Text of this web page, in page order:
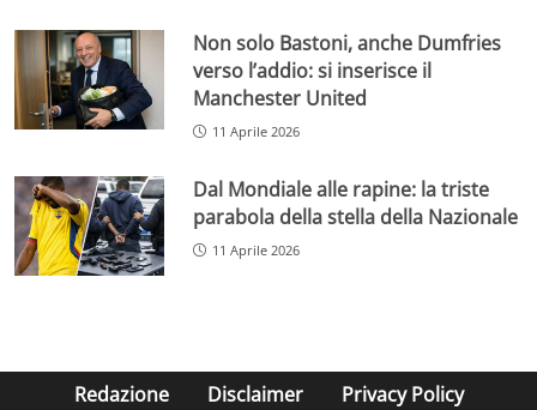
Non solo Bastoni, anche Dumfries
verso l’addio: si inserisce il
Manchester United
11 Aprile 2026
Dal Mondiale alle rapine: la triste
parabola della stella della Nazionale
11 Aprile 2026
Redazione Disclaimer Privacy Policy